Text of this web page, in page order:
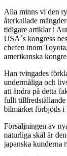
Alla minns vi den
återkallade
tidigare artiklar i
USA´s kongress
chefen inom
amerikanska
Han tvingades
undermåliga och
att ändra på detta
fullt
bilmärket förbjöds
Försäljningen av
naturliga skäl är
japanska kunderna